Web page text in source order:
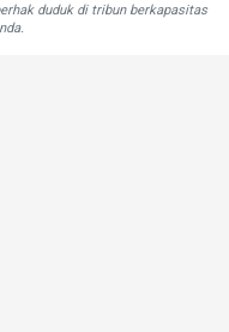
duduk di tribun berkapasitas